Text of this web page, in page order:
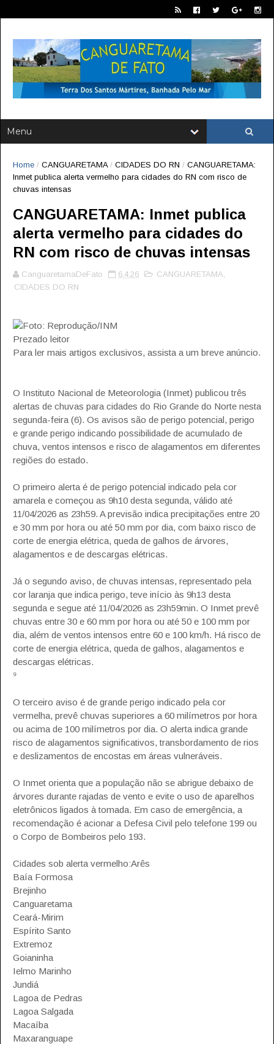
Home / CANGUARETAMA / CIDADES DO RN / CANGUARETAMA:
Inmet publica alerta vermelho para cidades do RN com risco de
chuvas intensas
CANGUARETAMA: Inmet publica
alerta vermelho para cidades do
RN com risco de chuvas intensas
CanguaretamaDeFato 6.4.26 CANGUARETAMA,
CIDADES DO RN
Foto: Reprodução/INM
Prezado leitor
Para ler mais artigos exclusivos, assista a um breve anúncio.
O Instituto Nacional de Meteorologia (Inmet) publicou três
alertas de chuvas para cidades do Rio Grande do Norte nesta
segunda-feira (6). Os avisos são de perigo potencial, perigo
e grande perigo indicando possibilidade de acumulado de
chuva, ventos intensos e risco de alagamentos em diferentes
regiões do estado.
O primeiro alerta é de perigo potencial indicado pela cor
amarela e começou as 9h10 desta segunda, válido até
11/04/2026 as 23h59. A previsão indica precipitações entre 20
e 30 mm por hora ou até 50 mm por dia, com baixo risco de
corte de energia elétrica, queda de galhos de árvores,
alagamentos e de descargas elétricas.
Já o segundo aviso, de chuvas intensas, representado pela
cor laranja que indica perigo, teve início às 9h13 desta
segunda e segue até 11/04/2026 as 23h59min. O Inmet prevê
chuvas entre 30 e 60 mm por hora ou até 50 e 100 mm por
dia, além de ventos intensos entre 60 e 100 km/h. Há risco de
corte de energia elétrica, queda de galhos, alagamentos e
descargas elétricas.
⁹
O terceiro aviso é de grande perigo indicado pela cor
vermelha, prevê chuvas superiores a 60 milímetros por hora
ou acima de 100 milímetros por dia. O alerta indica grande
risco de alagamentos significativos, transbordamento de rios
e deslizamentos de encostas em áreas vulneráveis.
O Inmet orienta que a população não se abrigue debaixo de
árvores durante rajadas de vento e evite o uso de aparelhos
eletrônicos ligados à tomada. Em caso de emergência, a
recomendação é acionar a Defesa Civil pelo telefone 199 ou
o Corpo de Bombeiros pelo 193.
Cidades sob alerta vermelho:Arês
Baía Formosa
Brejinho
Canguaretama
Ceará-Mirim
Espírito Santo
Extremoz
Goianinha
Ielmo Marinho
Jundiá
Lagoa de Pedras
Lagoa Salgada
Macaíba
Maxaranguape